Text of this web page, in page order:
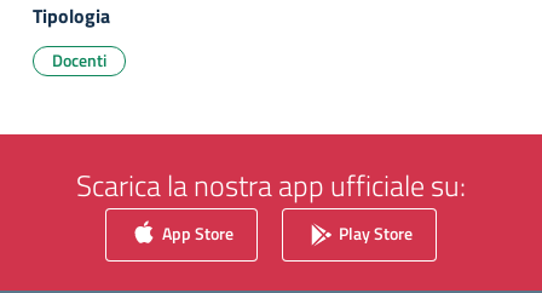
Tipologia
Docenti
Scarica la nostra app ufficiale su:
App Store Play Store